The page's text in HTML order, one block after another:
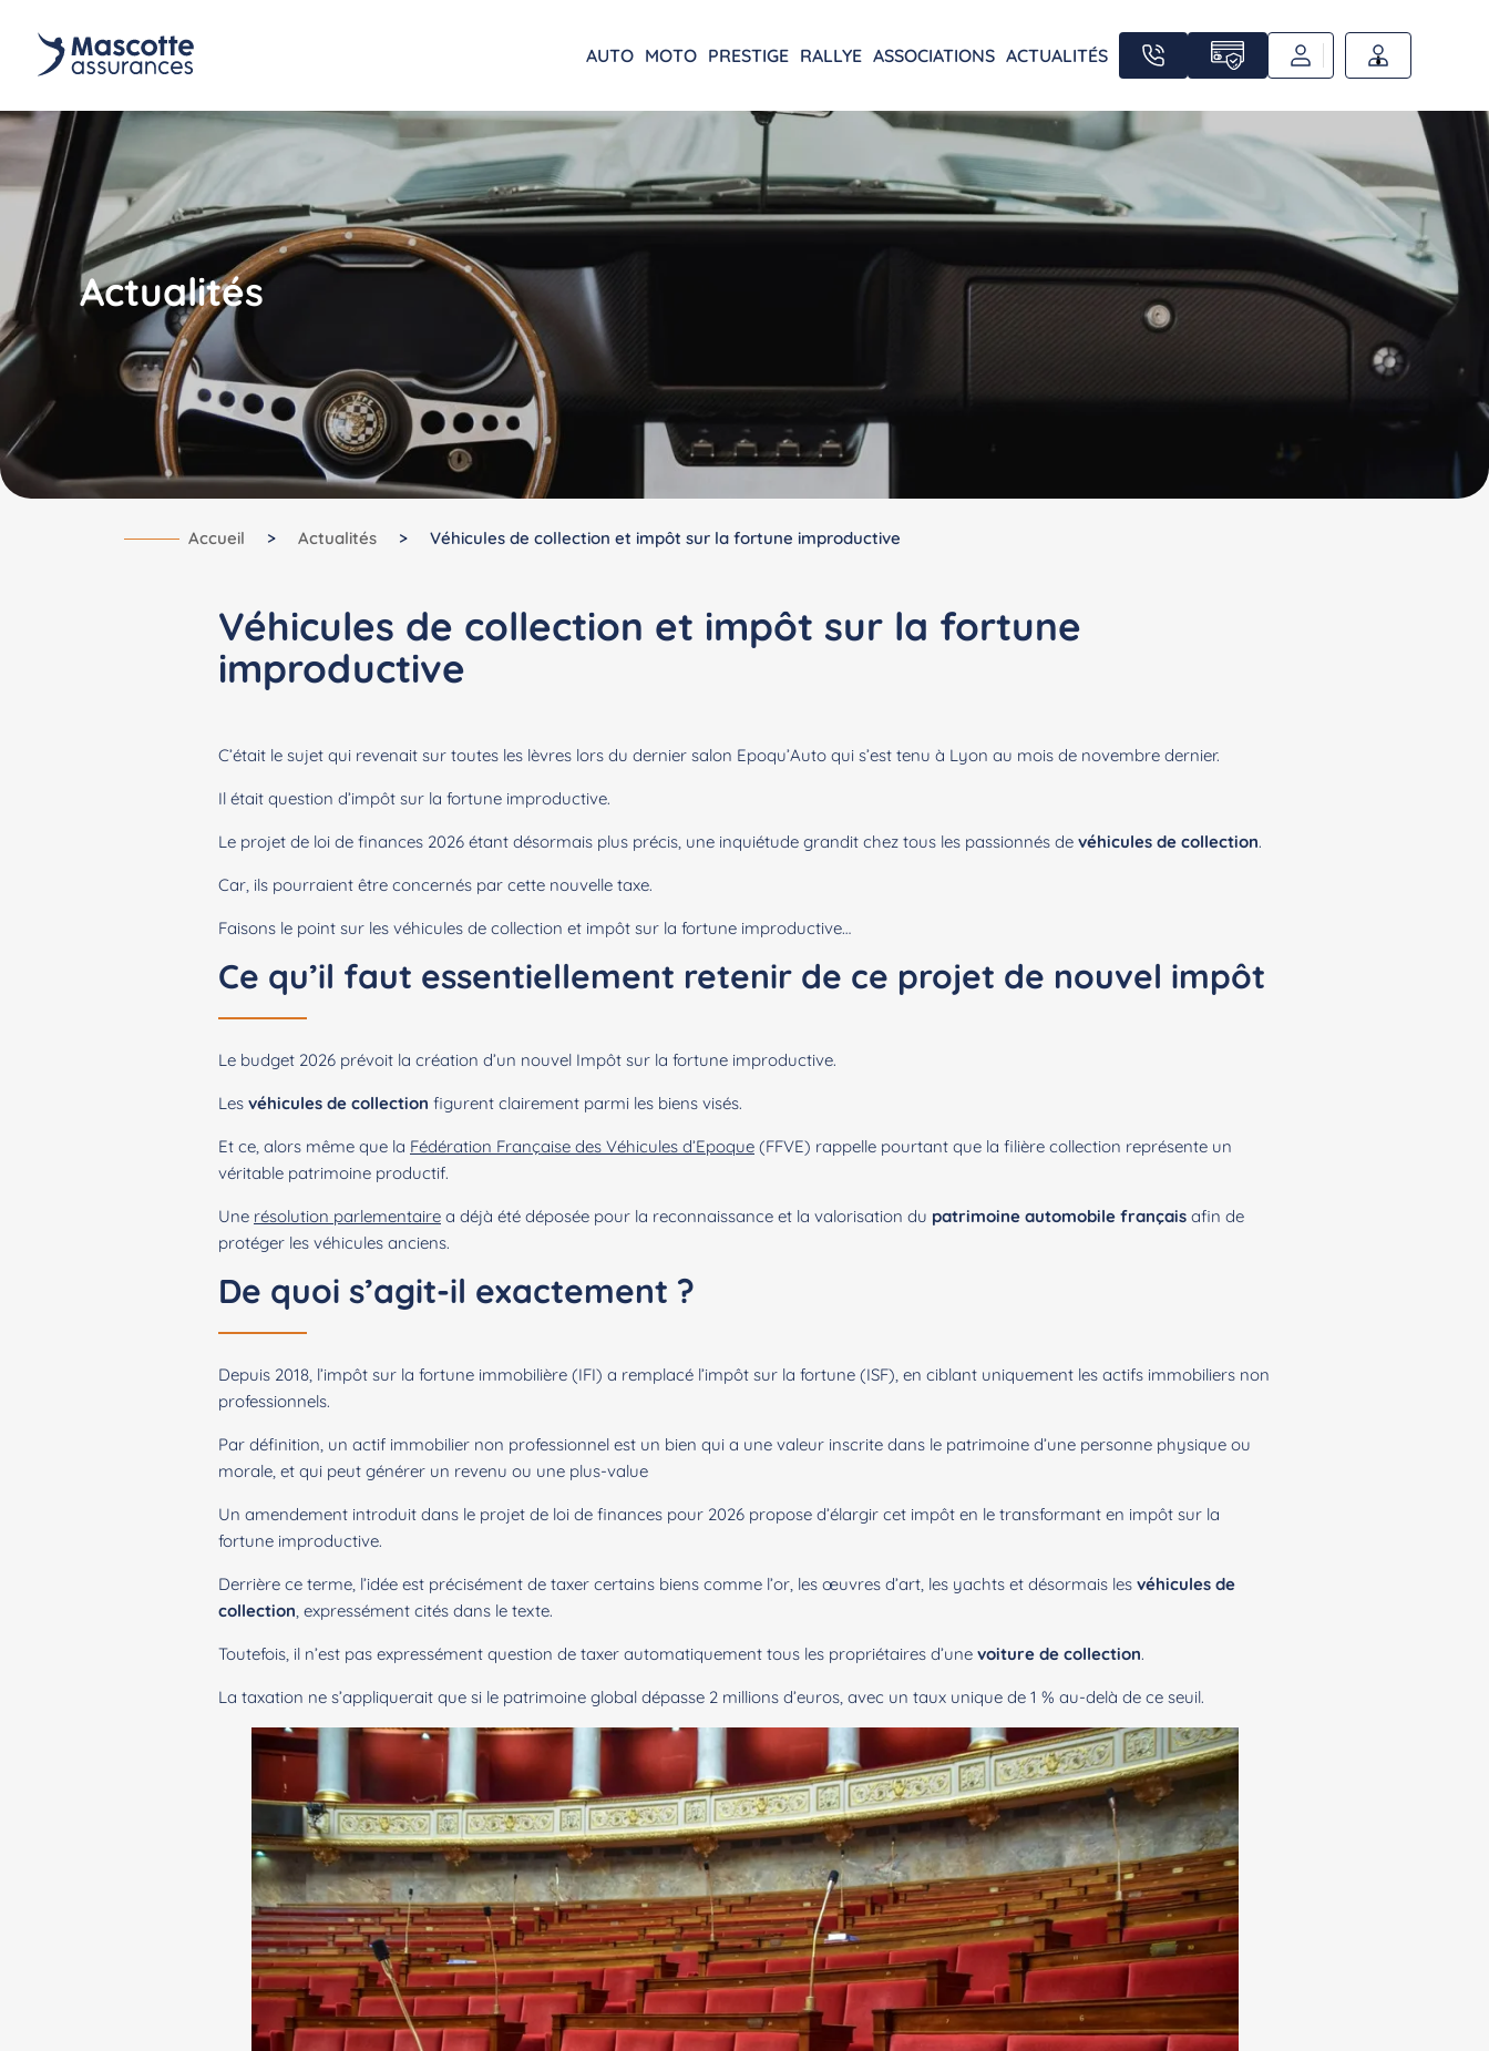
AUTO MOTO PRESTIGE RALLYE ASSOCIATIONS ACTUALITÉS
Actualités
Accueil > Actualités > Véhicules de collection et impôt sur la fortune improductive
Véhicules de collection et impôt sur la fortune
improductive
C’était le sujet qui revenait sur toutes les lèvres lors du dernier salon Epoqu’Auto qui s’est tenu à Lyon au mois de novembre dernier.
Il était question d’impôt sur la fortune improductive.
Le projet de loi de finances 2026 étant désormais plus précis, une inquiétude grandit chez tous les passionnés de véhicules de collection.
Car, ils pourraient être concernés par cette nouvelle taxe.
Faisons le point sur les véhicules de collection et impôt sur la fortune improductive…
Ce qu’il faut essentiellement retenir de ce projet de nouvel impôt
Le budget 2026 prévoit la création d’un nouvel Impôt sur la fortune improductive.
Les véhicules de collection figurent clairement parmi les biens visés.
Et ce, alors même que la Fédération Française des Véhicules d’Epoque (FFVE) rappelle pourtant que la filière collection représente un
véritable patrimoine productif.
Une résolution parlementaire a déjà été déposée pour la reconnaissance et la valorisation du patrimoine automobile français afin de
protéger les véhicules anciens.
De quoi s’agit-il exactement ?
Depuis 2018, l’impôt sur la fortune immobilière (IFI) a remplacé l’impôt sur la fortune (ISF), en ciblant uniquement les actifs immobiliers non
professionnels.
Par définition, un actif immobilier non professionnel est un bien qui a une valeur inscrite dans le patrimoine d’une personne physique ou
morale, et qui peut générer un revenu ou une plus-value
Un amendement introduit dans le projet de loi de finances pour 2026 propose d’élargir cet impôt en le transformant en impôt sur la
fortune improductive.
Derrière ce terme, l’idée est précisément de taxer certains biens comme l’or, les œuvres d’art, les yachts et désormais les véhicules de
collection, expressément cités dans le texte.
Toutefois, il n’est pas expressément question de taxer automatiquement tous les propriétaires d’une voiture de collection.
La taxation ne s’appliquerait que si le patrimoine global dépasse 2 millions d’euros, avec un taux unique de 1 % au-delà de ce seuil.